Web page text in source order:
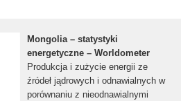
Mongolia – statystyki
energetyczne – Worldometer
Produkcja i zużycie energii ze
źródeł jądrowych i odnawialnych w
porównaniu z nieodnawialnymi